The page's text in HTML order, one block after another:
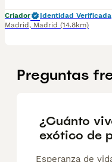
Criador
Identidad Verificada
Madrid , Madrid (14.8km)
Preguntas
¿Cuánto
exótico de
Esperanza de